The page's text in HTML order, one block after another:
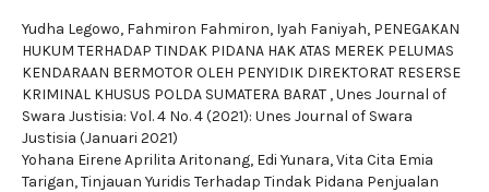
Yudha Legowo, Fahmiron Fahmiron, Iyah Faniyah, PENEGAKAN
HUKUM TERHADAP TINDAK PIDANA HAK ATAS MEREK PELUMAS
KENDARAAN BERMOTOR OLEH PENYIDIK DIREKTORAT RESERSE
KRIMINAL KHUSUS POLDA SUMATERA BARAT ,Unes Journal of
Swara Justisia: Vol. 4 No. 4 (2021): Unes Journal of Swara
Justisia (Januari 2021)
Yohana Eirene Aprilita Aritonang, Edi Yunara, Vita Cita Emia
Tarigan,Tinjauan Yuridis Terhadap Tindak Pidana Penjualan